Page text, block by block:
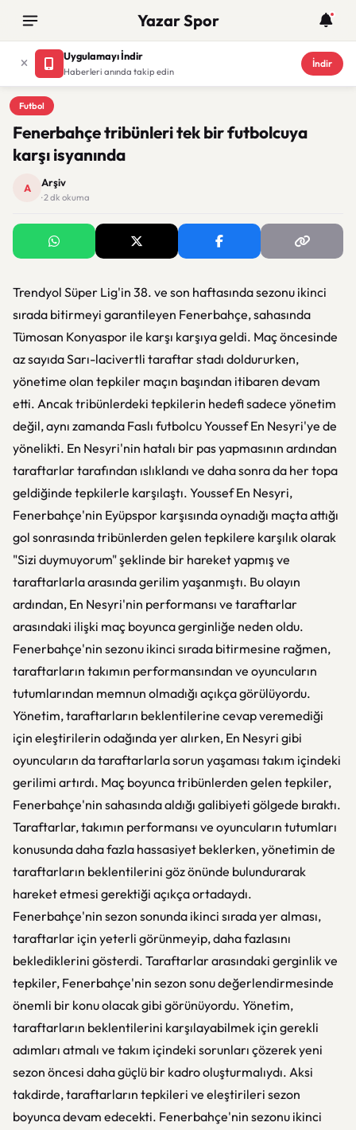
Yazar Spor
Uygulamayı İndir
Haberleri anında takip edin
İndir
Futbol
Futbol
Fenerbahçe tribünleri tek bir futbolcuya
karşı isyanında
A Arşiv
· 2 dk okuma
Trendyol Süper Lig'in 38. ve son haftasında sezonu ikinci
sırada bitirmeyi garantileyen Fenerbahçe, sahasında
Tümosan Konyaspor ile karşı karşıya geldi. Maç öncesinde
az sayıda Sarı-lacivertli taraftar stadı doldururken,
yönetime olan tepkiler maçın başından itibaren devam
etti. Ancak tribünlerdeki tepkilerin hedefi sadece yönetim
değil, aynı zamanda Faslı futbolcu Youssef En Nesyri'ye de
yönelikti. En Nesyri'nin hatalı bir pas yapmasının ardından
taraftarlar tarafından ıslıklandı ve daha sonra da her topa
geldiğinde tepkilerle karşılaştı. Youssef En Nesyri,
Fenerbahçe'nin Eyüpspor karşısında oynadığı maçta attığı
gol sonrasında tribünlerden gelen tepkilere karşılık olarak
"Sizi duymuyorum" şeklinde bir hareket yapmış ve
taraftarlarla arasında gerilim yaşanmıştı. Bu olayın
ardından, En Nesyri'nin performansı ve taraftarlar
arasındaki ilişki maç boyunca gerginliğe neden oldu.
Fenerbahçe'nin sezonu ikinci sırada bitirmesine rağmen,
taraftarların takımın performansından ve oyuncuların
tutumlarından memnun olmadığı açıkça görülüyordu.
Yönetim, taraftarların beklentilerine cevap veremediği
için eleştirilerin odağında yer alırken, En Nesyri gibi
oyuncuların da taraftarlarla sorun yaşaması takım içindeki
gerilimi artırdı. Maç boyunca tribünlerden gelen tepkiler,
Fenerbahçe'nin sahasında aldığı galibiyeti gölgede bıraktı.
Taraftarlar, takımın performansı ve oyuncuların tutumları
konusunda daha fazla hassasiyet beklerken, yönetimin de
taraftarların beklentilerini göz önünde bulundurarak
hareket etmesi gerektiği açıkça ortadaydı.
Fenerbahçe'nin sezon sonunda ikinci sırada yer alması,
taraftarlar için yeterli görünmeyip, daha fazlasını
beklediklerini gösterdi. Taraftarlar arasındaki gerginlik ve
tepkiler, Fenerbahçe'nin sezon sonu değerlendirmesinde
önemli bir konu olacak gibi görünüyordu. Yönetim,
taraftarların beklentilerini karşılayabilmek için gerekli
adımları atmalı ve takım içindeki sorunları çözerek yeni
sezon öncesi daha güçlü bir kadro oluşturmalıydı. Aksi
takdirde, taraftarların tepkileri ve eleştirileri sezon
boyunca devam edecekti. Fenerbahçe'nin sezonu ikinci